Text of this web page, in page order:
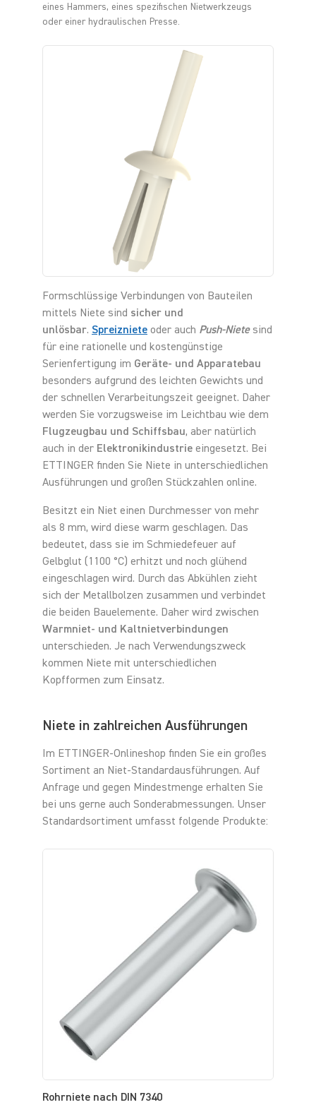
eines Hammers, eines spezifischen Nietwerkzeugs
oder einer hydraulischen Presse.
Formschlüssige Verbindungen von Bauteilen
mittels Niete sind sicher und
unlösbar. Spreizniete oder auch Push-Nietesind
für eine rationelle und kostengünstige
Serienfertigung im Geräte- und Apparatebau
besonders aufgrund des leichten Gewichts und
der schnellen Verarbeitungszeit geeignet. Daher
werden Sie vorzugsweise im Leichtbau wie dem
Flugzeugbau und Schiffsbau, aber natürlich
auch in der Elektronikindustrie eingesetzt. Bei
ETTINGER finden Sie Niete in unterschiedlichen
Ausführungen und großen Stückzahlen online.
Besitzt ein Niet einen Durchmesser von mehr
als 8 mm, wird diese warm geschlagen. Das
bedeutet, dass sie im Schmiedefeuer auf
Gelbglut (1100 °C) erhitzt und noch glühend
eingeschlagen wird. Durch das Abkühlen zieht
sich der Metallbolzen zusammen und verbindet
die beiden Bauelemente. Daher wird zwischen
Warmniet- und Kaltnietverbindungen
unterschieden. Je nach Verwendungszweck
kommen Niete mit unterschiedlichen
Kopfformen zum Einsatz.
Niete in zahlreichen Ausführungen
Im ETTINGER-Onlineshop finden Sie ein großes
Sortiment an Niet-Standardausführungen. Auf
Anfrage und gegen Mindestmenge erhalten Sie
bei uns gerne auch Sonderabmessungen. Unser
Standardsortiment umfasst folgende Produkte:
Rohrniete nach DIN 7340